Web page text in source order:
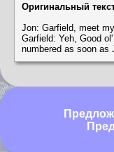
Оригинальный
Jon: Garfield, meet
Garfield: Yeh, Good
numbered as soon as